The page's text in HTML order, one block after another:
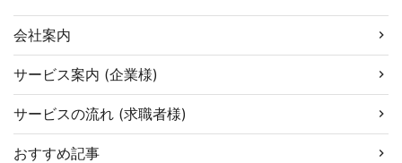
会社案内
サービス案内 (企業様)
サービスの流れ (求職者様)
おすすめ記事